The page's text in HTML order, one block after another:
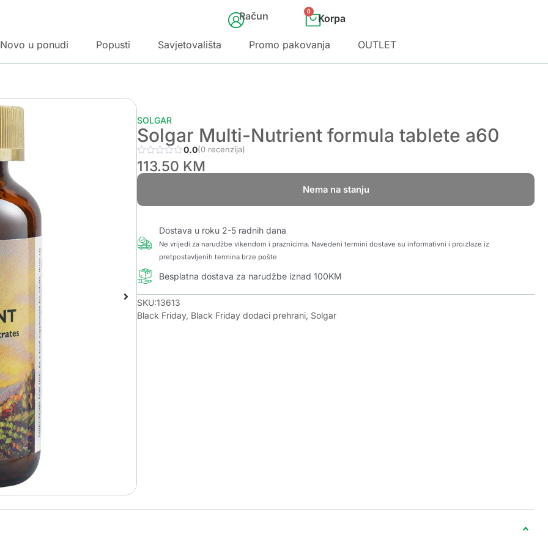
Račun 0
Novo u ponudi Popusti Savjetovališta Promo pakovanja OUTLET
SOLGAR
Solgar Multi-Nutrient formula tablete a60
0.0(0 recenzija)
113.50 KM
Nema na stanju
Dostava u roku 2-5 radnih dana
Ne vrijedi za narudžbe vikendom i praznicima. Navedeni termini dostave su informativni i proizlaze iz
pretpostavljenih termina brze pošte
Besplatna dostava za narudžbe iznad 100KM
SKU:13613
Black Friday, Black Friday dodaci prehrani, Solgar